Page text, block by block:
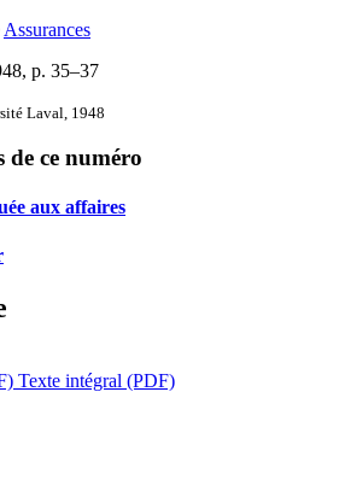
Assurances
, p. 35–37
Laval, 1948
de ce numéro
aux affaires
Texte intégral (PDF)